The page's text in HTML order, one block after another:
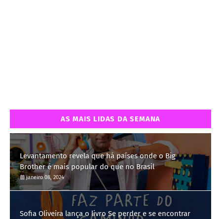
AS MAIS LIDAS DA SEMANA
Levantamento revela que há países onde o Big
Brother é mais popular do que no Brasil
janeiro 08, 2024
Sofia Oliveira lança o livro Se perder e se encontrar